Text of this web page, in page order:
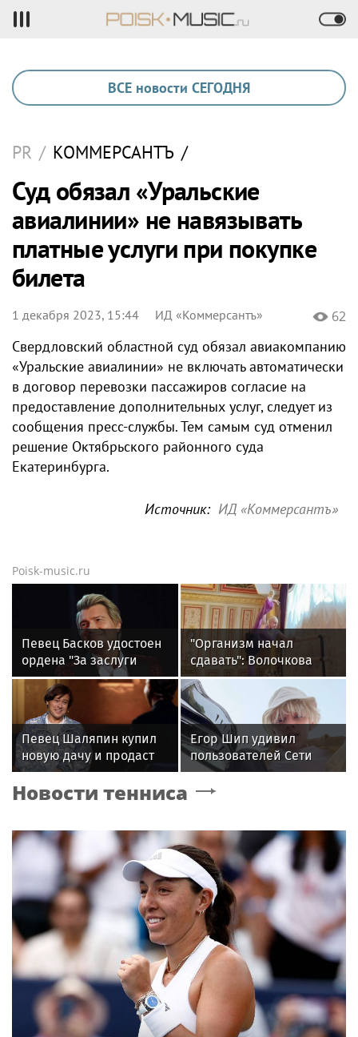
ВСЕ новости СЕГОДНЯ
PR / КОММЕРСАНТЪ /
Суд обязал «Уральские
авиалинии» не навязывать
платные услуги при покупке
билета
1 декабря 2023, 15:44 ИД «Коммерсантъ» 62
Свердловский областной суд обязал авиакомпанию
«Уральские авиалинии» не включать автоматически
в договор перевозки пассажиров согласие на
предоставление дополнительных услуг, следует из
сообщения пресс-службы. Тем самым суд отменил
решение Октябрьского районного суда
Екатеринбурга.
Источник: ИД «Коммерсантъ»
Poisk-music.ru
Певец Басков удостоен
ордена "За заслуги
перед Отечеством" IV
степени
"Организм начал
сдавать": Волочкова
раскрыла причину
отсутствия фотографий
со шпагатами
Певец Шаляпин купил
новую дачу и продаст
старую
Егор Шип удивил
пользователей Сети
кардинальной сменой
своего имиджа
Новости тенниса